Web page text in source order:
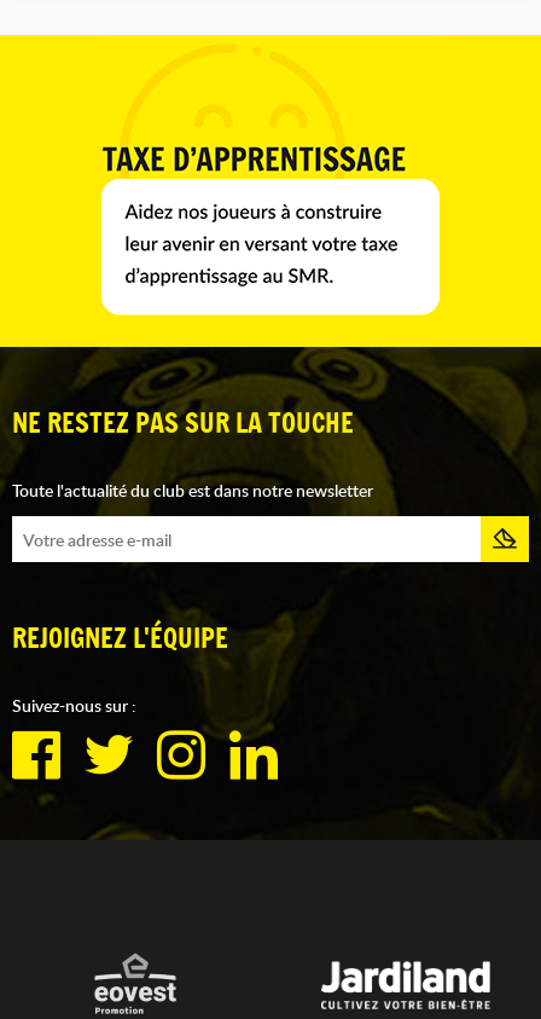
NE RESTEZ PAS SUR LA TOUCHE
Toute l'actualité du club est dans notre newsletter
REJOIGNEZ L'ÉQUIPE
Suivez-nous sur :